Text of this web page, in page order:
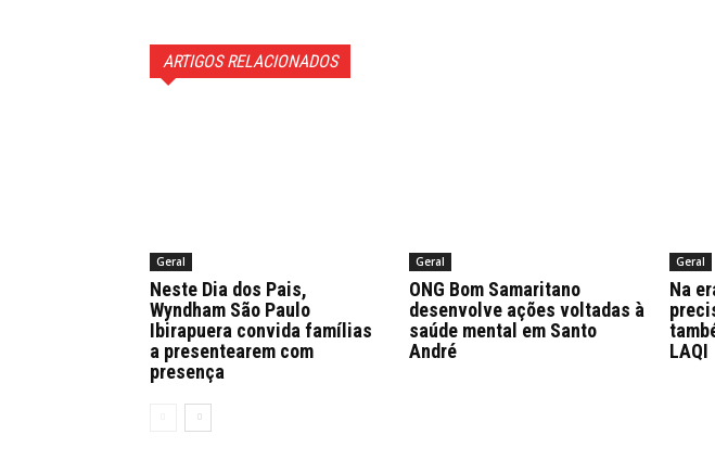
ARTIGOS RELACIONADOS
Geral
Neste Dia dos Pais,
Wyndham São Paulo
Ibirapuera convida famílias
a presentearem com
presença
Geral
ONG Bom Samaritano
desenvolve ações voltadas à
saúde mental em Santo
André
Geral
Na
LAQI